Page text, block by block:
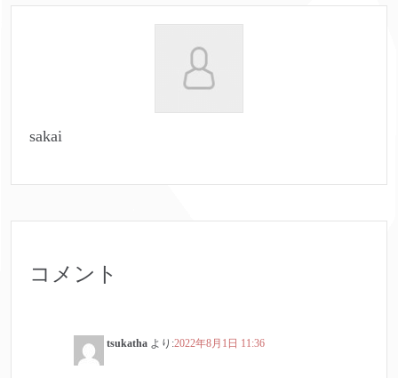
sakai
コメント
tsukatha より:2022年8月1日 11:36